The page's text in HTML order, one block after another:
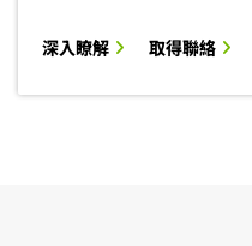
深入瞭解 取得聯絡